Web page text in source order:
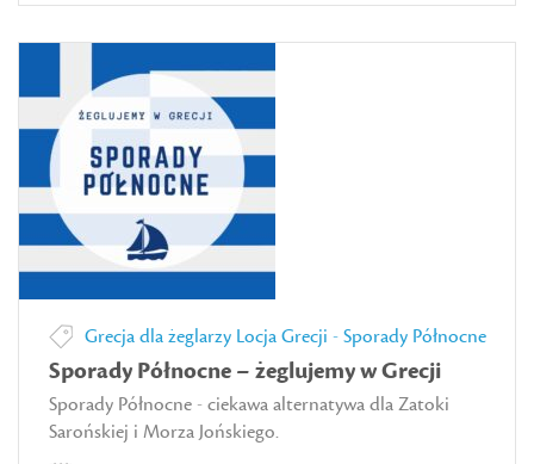
Grecja dla żeglarzy Locja Grecji - Sporady Północne
Sporady Północne – żeglujemy w Grecji
Sporady Północne - ciekawa alternatywa dla Zatoki
Sarońskiej i Morza Jońskiego.